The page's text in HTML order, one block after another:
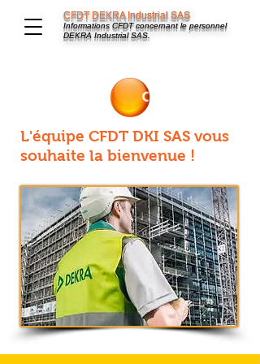
CFDT DEKRA Industrial SAS
Informations CFDT concernant le personnel
DEKRA Industrial SAS.
L'équipe CFDT DKI SAS vous
souhaite la bienvenue !